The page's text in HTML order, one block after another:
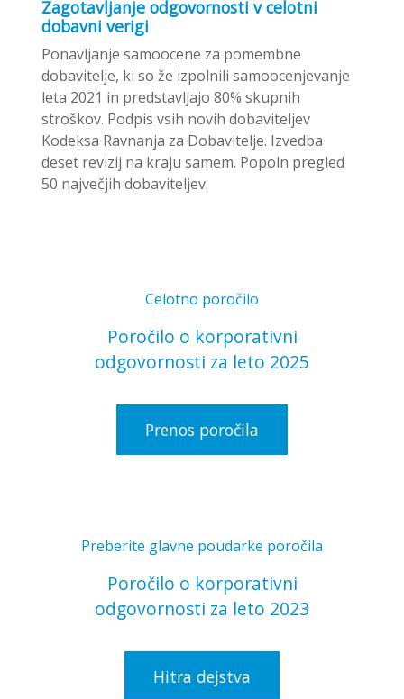
Zagotavljanje odgovornosti v celotni
dobavni verigi
Ponavljanje samoocene za pomembne
dobavitelje, ki so že izpolnili samoocenjevanje
leta 2021 in predstavljajo 80% skupnih
stroškov. Podpis vsih novih dobaviteljev
Kodeksa Ravnanja za Dobavitelje. Izvedba
deset revizij na kraju samem. Popoln pregled
50 največjih dobaviteljev.
Celotno poročilo
Poročilo o korporativni
odgovornosti za leto 2025
Prenos poročila
Preberite glavne poudarke poročila
Poročilo o korporativni
odgovornosti za leto 2023
Hitra dejstva